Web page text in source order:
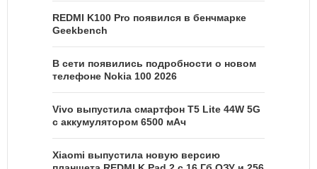
REDMI K100 Pro появился в бенчмарке
Geekbench
В сети появились подробности о новом
телефоне Nokia 100 2026
Vivo выпустила смартфон T5 Lite 44W 5G
с аккумулятором 6500 мАч
Xiaomi выпустила новую версию